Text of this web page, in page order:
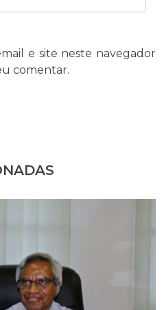
e site neste navegador
comentar.